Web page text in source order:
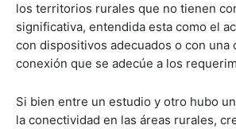
los territorios rurales que no tienen
significativa, entendida esta como el
con dispositivos adecuados o con una
conexión que se adecúe a los
Si bien entre un estudio y otro hubo
la conectividad en las áreas rurales,